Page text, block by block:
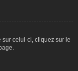
sur celui-ci, cliquez sur le